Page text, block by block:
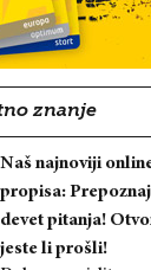
znanje
Naš najnoviji
propisa:
devet pitanja!
jeste li prošli!